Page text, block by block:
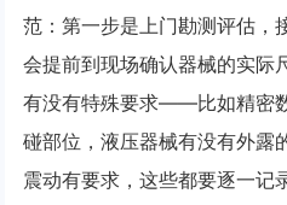
范：第一步是上门勘测评估，
会提前到现场确认器械的实际
有没有特殊要求——比如精密
碰部位，液压器械有没有外露
震动有要求，这些都要逐一记